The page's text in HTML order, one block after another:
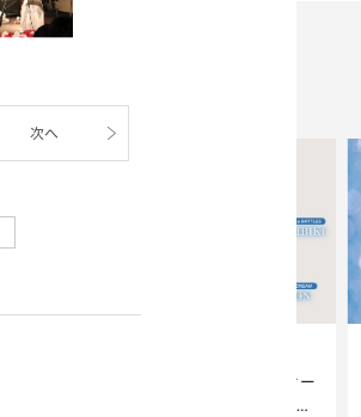
次へ
【Dリーグ】Ray世代注目のプロダンサー
集団♡ 各チームを彩る「イケメンダンサ